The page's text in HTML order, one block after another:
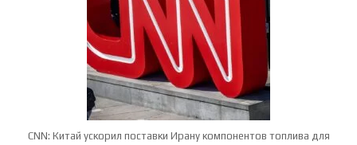
CNN: Китай ускорил поставки Ирану компонентов топлива для